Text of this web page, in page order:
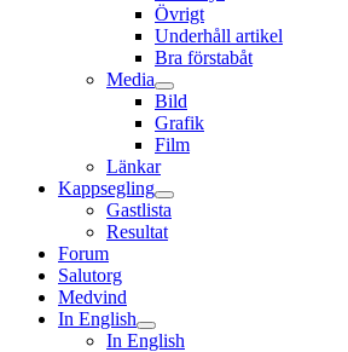
Övrigt
Underhåll artikel
Bra förstabåt
Media
Bild
Grafik
Film
Länkar
Kappsegling
Gastlista
Resultat
Forum
Salutorg
Medvind
In English
In English